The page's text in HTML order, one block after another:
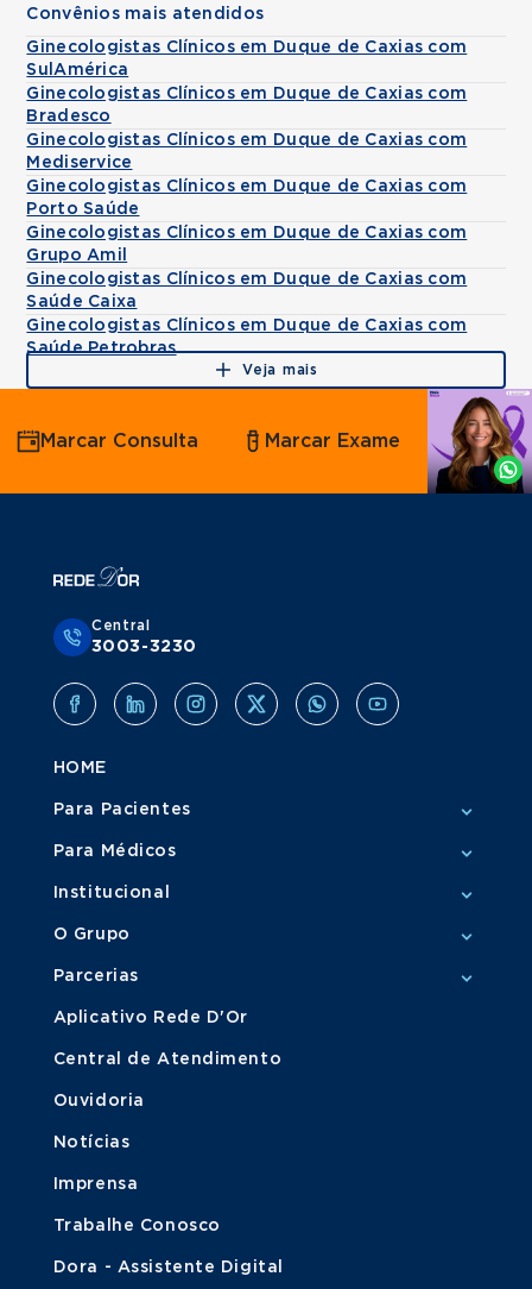
Convênios mais atendidos
Ginecologistas Clínicos em Duque de Caxias com
SulAmérica
Ginecologistas Clínicos em Duque de Caxias com
Bradesco
Ginecologistas Clínicos em Duque de Caxias com
Mediservice
Ginecologistas Clínicos em Duque de Caxias com
Porto Saúde
Ginecologistas Clínicos em Duque de Caxias com
Grupo Amil
Ginecologistas Clínicos em Duque de Caxias com
Saúde Caixa
Ginecologistas Clínicos em Duque de Caxias com
Saúde Petrobras
Veja mais
Agende
por
Whatsapp
Marcar Consulta Marcar Exame
Central
3003-3230
HOME
Para Pacientes
Para Médicos
Institucional
O Grupo
Parcerias
Aplicativo Rede D'Or
Central de Atendimento
Ouvidoria
Notícias
Imprensa
Trabalhe Conosco
Dora - Assistente Digital